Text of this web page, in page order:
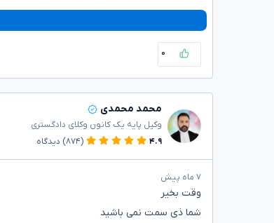
۰
محمد محمدی
وکیل پایه یک کانون وکلای دادگستری
۴.۹
(۸۷۴) دیدگاه
۷ ماه پیش
وقت بخیر
شما ذی سمت نمی باشید